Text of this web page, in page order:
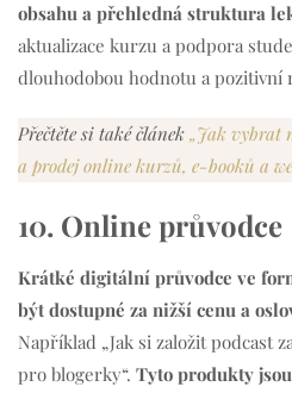
obsahu a přehledná struktura
aktualizace kurzu a podpora
dlouhodobou hodnotu a pozitivní
Přečtěte si také článek „Jak vybrat
a prodej online kurzů, e-booků a
10. Online průvodce
Krátké digitální průvodce ve
být dostupné za nižší cenu a
Například „Jak si založit podcast
pro blogerky“. Tyto produkty